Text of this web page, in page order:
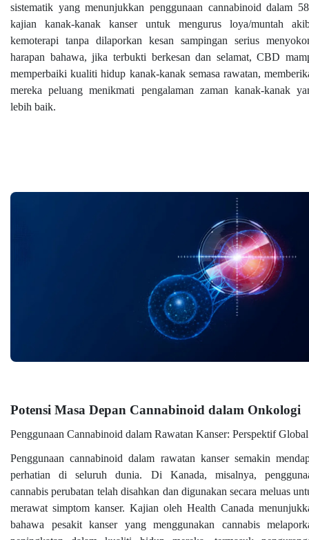
sistematik yang menunjukkan penggunaan cannabinoid dalam
kajian kanak-kanak kanser untuk mengurus loya/muntah
kemoterapi tanpa dilaporkan kesan sampingan serius
harapan bahawa, jika terbukti berkesan dan selamat, CBD
memperbaiki kualiti hidup kanak-kanak semasa rawatan,
mereka peluang menikmati pengalaman zaman kanak-kanak
lebih baik.
Potensi Masa Depan Cannabinoid dalam Onkologi
Penggunaan Cannabinoid dalam Rawatan Kanser: Perspektif Global
Penggunaan cannabinoid dalam rawatan kanser semakin
perhatian di seluruh dunia. Di Kanada, misalnya,
cannabis perubatan telah disahkan dan digunakan secara meluas
merawat simptom kanser. Kajian oleh Health Canada
bahawa pesakit kanser yang menggunakan cannabis